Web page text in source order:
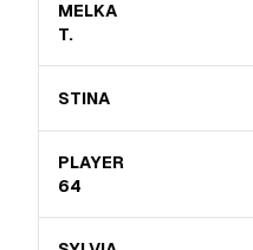
MELKA
T.
STINA
PLAYER
64